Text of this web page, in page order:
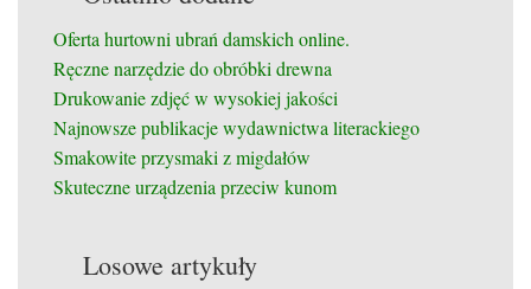
Oferta hurtowni ubrań damskich online.
Ręczne narzędzie do obróbki drewna
Drukowanie zdjęć w wysokiej jakości
Najnowsze publikacje wydawnictwa literackiego
Smakowite przysmaki z migdałów
Skuteczne urządzenia przeciw kunom
Losowe artykuły